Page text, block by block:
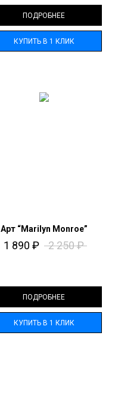
ПОДРОБНЕЕ
КУПИТЬ В 1 КЛИК
Арт “Marilyn Monroe”
1 890 ₽ 2 250₽
ПОДРОБНЕЕ
КУПИТЬ В 1 КЛИК